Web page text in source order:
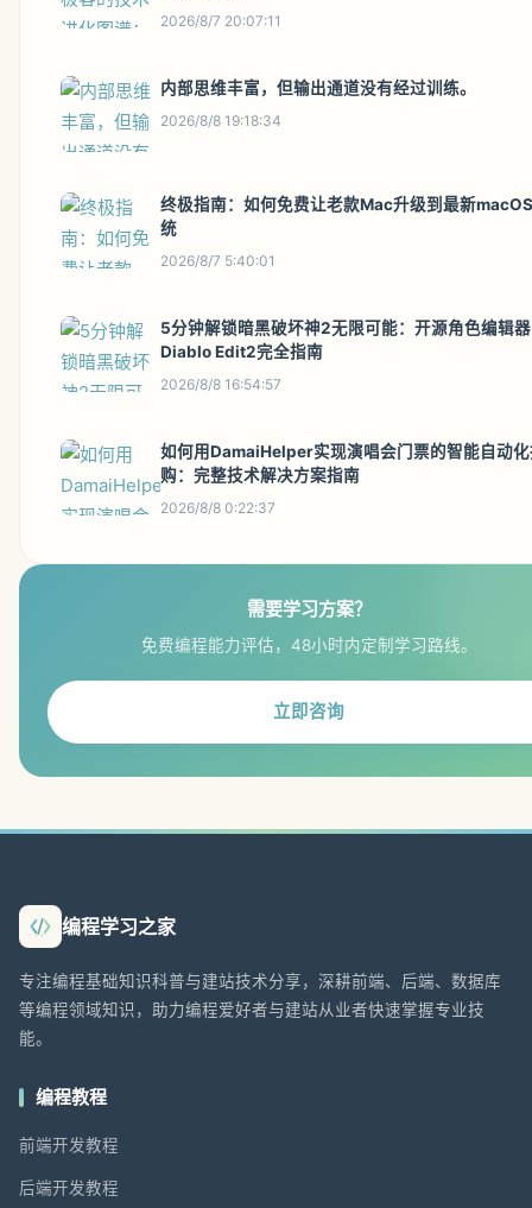
2026/8/7 20:07:11
内部思维丰富，但输出通道没有经过训练。
2026/8/8 19:18:34
终极指南：如何免费让老款Mac升级到最新
统
2026/8/7 5:40:01
5分钟解锁暗黑破坏神2无限可能：开源角色编辑器
Diablo Edit2完全指南
2026/8/8 16:54:57
如何用DamaiHelper实现演唱会门票的智能自动
购：完整技术解决方案指南
2026/8/8 0:22:37
需要学习方案？
免费编程能力评估，48小时内定制学习路线。
立即咨询
编程学习之家
专注编程基础知识科普与建站技术分享，深耕前端、后端、数据库
等编程领域知识，助力编程爱好者与建站从业者快速掌握专业技
能。
编程教程
前端开发教程
后端开发教程